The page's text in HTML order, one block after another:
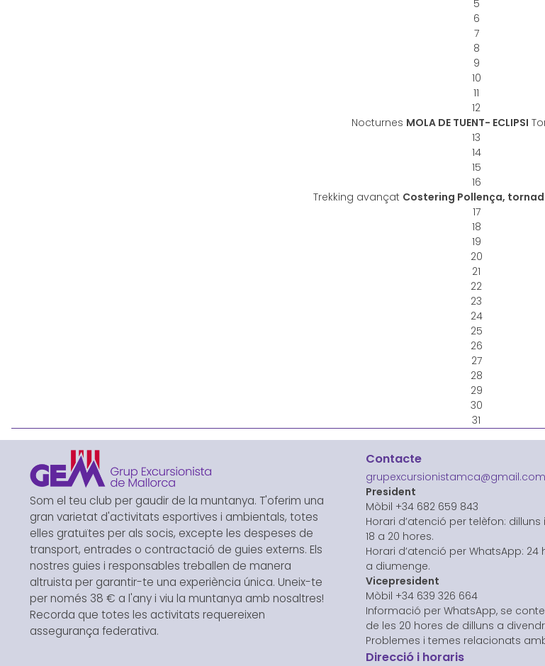
5
6
7
8
9
10
11
12
Nocturnes MOLA DE TUENT- ECLIPSI
13
14
15
16
Trekking avançat Costering Pollença,
17
18
19
20
21
22
23
24
25
26
27
28
29
30
31
Som el teu club per gaudir de la muntanya. T'oferim una
gran varietat d'activitats esportives i ambientals, totes
elles gratuïtes per als socis, excepte les despeses de
transport, entrades o contractació de guies externs. Els
nostres guies i responsables treballen de manera
altruista per garantir-te una experiència única. Uneix-te
per només 38 € a l'any i viu la muntanya amb nosaltres!
Recorda que totes les activitats requereixen
assegurança federativa.
Contacte
grupexcursionistamca@gmail.com
President
Mòbil +34 682 659 843
Horari d’atenció per telèfon:
18 a 20 hores.
Horari d’atenció per WhatsApp: 24
a diumenge.
Vicepresident
Mòbil +34 639 326 664
Informació per WhatsApp, se
de les 20 hores de dilluns a
Problemes i temes relacionats
Direcció i horaris